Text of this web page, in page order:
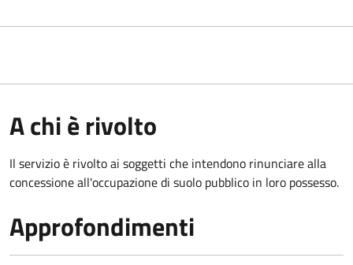
A chi è rivolto
Il servizio è rivolto ai soggetti che intendono rinunciare alla
concessione all'occupazione di suolo pubblico in loro possesso.
Approfondimenti